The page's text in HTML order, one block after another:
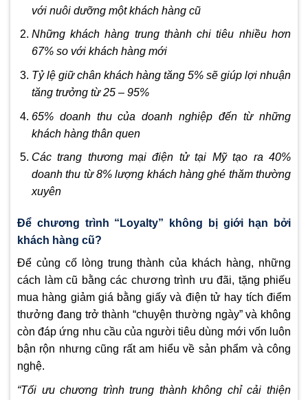
với nuôi dưỡng một khách hàng cũ
Những khách hàng trung thành chi tiêu nhiều hơn
67% so với khách hàng mới
Tỷ lệ giữ chân khách hàng tăng 5% sẽ giúp lợi nhuận
tăng trưởng từ 25 – 95%
65% doanh thu của doanh nghiệp đến từ những
khách hàng thân quen
Các trang thương mại điện tử tại Mỹ tạo ra 40%
doanh thu từ 8% lượng khách hàng ghé thăm thường
xuyên
Để chương trình “Loyalty” không bị giới hạn bởi
khách hàng cũ?
Để củng cố lòng trung thành của khách hàng, những
cách làm cũ bằng các chương trình ưu đãi, tặng phiếu
mua hàng giảm giá bằng giấy và điện tử hay tích điểm
thưởng đang trở thành “chuyện thường ngày” và không
còn đáp ứng nhu cầu của người tiêu dùng mới vốn luôn
bận rộn nhưng cũng rất am hiểu về sản phẩm và công
nghệ.
“Tối ưu chương trình trung thành không chỉ cải thiện